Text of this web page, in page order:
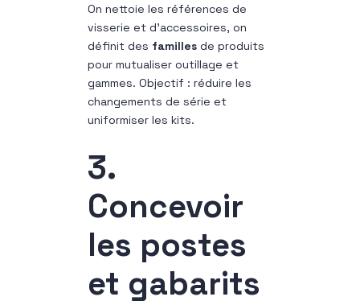
On nettoie les références de
visserie et d’accessoires, on
définit des familles de produits
pour mutualiser outillage et
gammes. Objectif : réduire les
changements de série et
uniformiser les kits.
3.
Concevoir
les postes
et gabarits